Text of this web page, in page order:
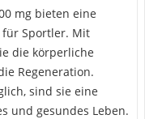
mg bieten eine
Sportler. Mit
die körperliche
Regeneration.
sind sie eine
und gesundes Leben.